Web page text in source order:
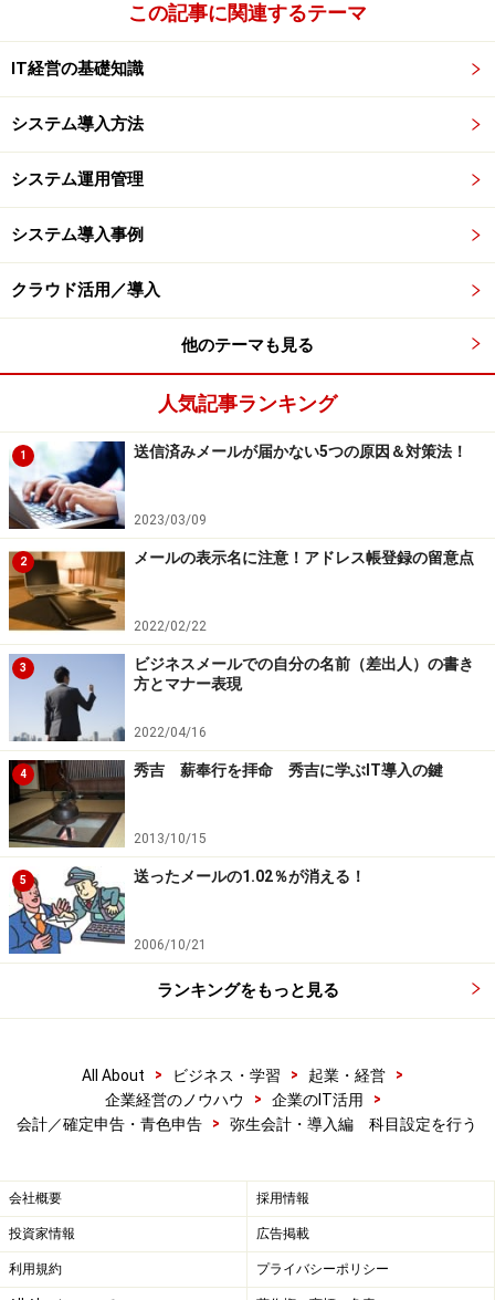
この記事に関連するテーマ
IT経営の基礎知識
システム導入方法
システム運用管理
システム導入事例
クラウド活用／導入
他のテーマも見る
人気記事ランキング
1 送信済みメールが届かない5つの原因＆対策法！
2023/03/09
2 メールの表示名に注意！アドレス帳登録の留意点
2022/02/22
3
ビジネスメールでの自分の名前（差出人）の書き
方とマナー表現
2022/04/16
4 秀吉 薪奉行を拝命 秀吉に学ぶIT導入の鍵
2013/10/15
5 送ったメールの1.02％が消える！
2006/10/21
ランキングをもっと見る
All About > ビジネス・学習 > 起業・経営
>
企業経営のノウハウ
> 企業のIT活用
>
会計／確定申告・青色申告
> 弥生会計・導入編 科目設定を行う
会社概要 採用情報
投資家情報 広告掲載
利用規約 プライバシーポリシー